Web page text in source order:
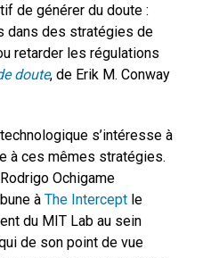
de générer du doute :
dans des stratégies de
retarder les régulations
doute, de Erik M. Conway
s’intéresse à
à ces mêmes stratégies.
Ochigame
à The Intercept le
du MIT Lab au sein
de son point de vue